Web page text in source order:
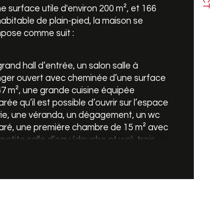
de cuisine
surface utile d'environ 200 m², et 166
de plain-pied, la maison se
comme suit :
hall d’entrée, un salon salle à
ouvert avec cheminée d’une surface
m², une grande cuisine équipée
qu’il est possible d’ouvrir sur l’espace
une véranda, un dégagement, un wc
une première chambre de 15 m² avec
salle d’eau (douche et wc), trois
et wc.